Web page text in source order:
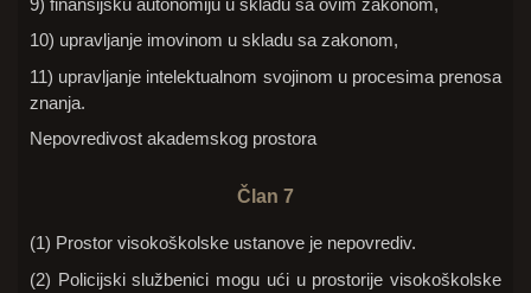
9) finansijsku autonomiju u skladu sa ovim zakonom,
10) upravljanje imovinom u skladu sa zakonom,
11) upravljanje intelektualnom svojinom u procesima prenosa
znanja.
Nepovredivost akademskog prostora
Član 7
(1) Prostor visokoškolske ustanove je nepovrediv.
(2) Policijski službenici mogu ući u prostorije visokoškolske